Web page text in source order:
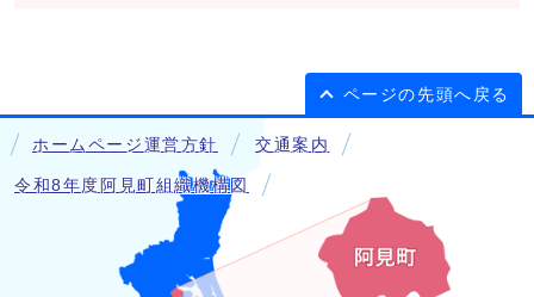
ページの先頭へ戻る
ホームページ運営方針 交通案内
令和8年度阿見町組織機構図